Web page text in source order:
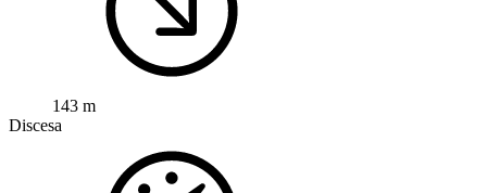
143 m
Discesa